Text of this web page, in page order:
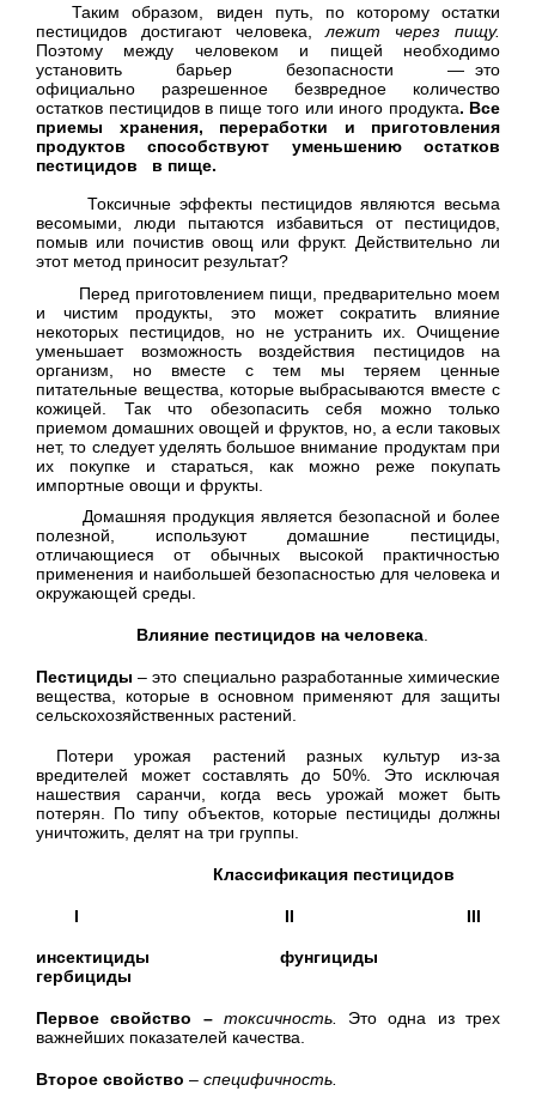
Таким образом, виден путь, по которому остатки
пестицидов достигают человека,лежит через пищу.
Поэтому между человеком и пищей необходимо
установить барьер безопасности — это
официально разрешенное безвредное количество
остатков пестицидов в пище того или иного продукта. Все
приемы хранения, переработки и приготовления
продуктов способствуют уменьшению остатков
пестицидов
в пище.
Токсичные эффекты пестицидов являются весьма
весомыми, люди пытаются избавиться от пестицидов,
помыв или почистив овощ или фрукт. Действительно ли
этот метод приносит результат?
Перед приготовлением пищи, предварительно моем
и чистим продукты, это может сократить влияние
некоторых пестицидов, но не устранить их. Очищение
уменьшает возможность воздействия пестицидов на
организм, но вместе с тем мы теряем ценные
питательные вещества, которые выбрасываются вместе с
кожицей. Так что обезопасить себя можно только
приемом домашних овощей и фруктов, но, а если таковых
нет, то следует уделять большое внимание продуктам при
их покупке и стараться, как можно реже покупать
импортные овощи и фрукты.
Домашняя продукция является безопасной и более
полезной, используют домашние пестициды,
отличающиеся от обычных высокой практичностью
применения и наибольшей безопасностью для человека и
окружающей среды.
Влияние пестицидов на человека
Пестициды– это специально разработанные химические
вещества, которые в основном применяют для защиты
сельскохозяйственных растений.
Потери урожая растений разных культур из-за
вредителей может составлять до 50%. Это исключая
нашествия саранчи, когда весь урожай может быть
потерян. По типу объектов, которые пестициды должны
уничтожить, делят на три группы.
Классификация пестицидов
I II III
инсектициды фунгициды
гербициды
Первое свойство – токсичность.
Это одна из трех
важнейших показателей качества.
Второе свойство – специфичность.